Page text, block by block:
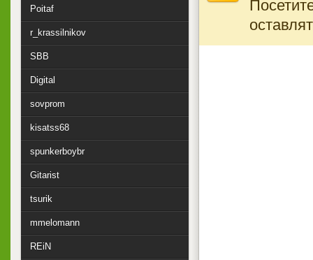
Poitaf
r_krassilnikov
SBB
Digital
sovprom
kisatss68
spunkerboybr
Gitarist
tsurik
mmelomann
REiN